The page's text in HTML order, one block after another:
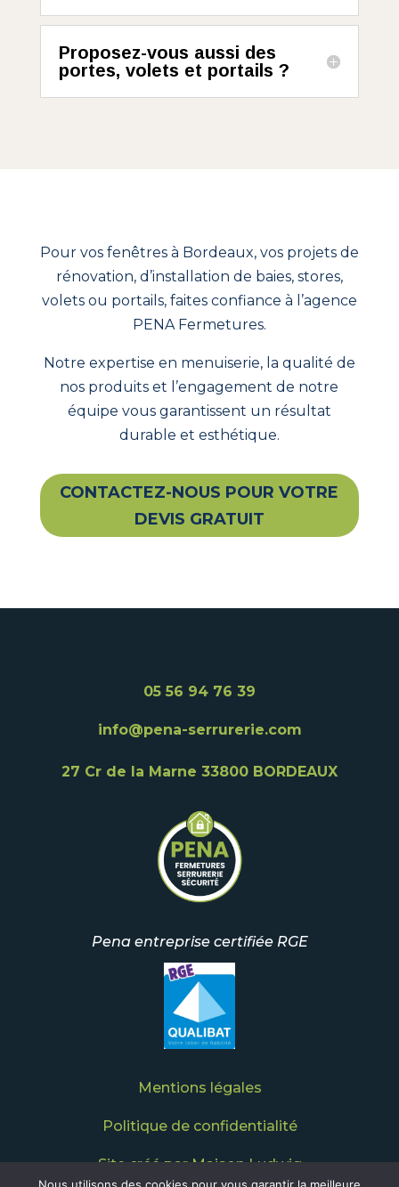
Proposez-vous aussi des
portes, volets et portails ?
Pour vos fenêtres à Bordeaux, vos projets de
rénovation, d’installation de baies, stores,
volets ou portails, faites confiance à l’agence
PENA Fermetures.
Notre expertise en menuiserie, la qualité de
nos produits et l’engagement de notre
équipe vous garantissent un résultat
durable et esthétique.
CONTACTEZ-NOUS POUR VOTRE
DEVIS GRATUIT
05 56 94 76 39
info@pena-serrurerie.com
27 Cr de la Marne 33800 BORDEAUX
Pena entreprise certifiée RGE
Mentions légales
Politique de confidentialité
Site créé par Maison Ludwig